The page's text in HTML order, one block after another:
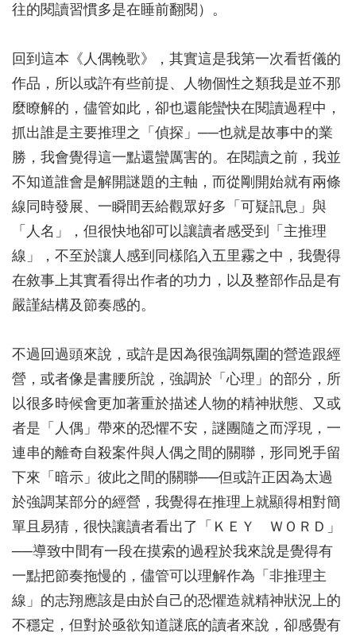
往的閱讀習慣多是在睡前翻閱）。
回到這本《人偶輓歌》，其實這是我第一次看哲儀的
作品，所以或許有些前提、人物個性之類我是並不那
麼瞭解的，儘管如此，卻也還能蠻快在閱讀過程中，
抓出誰是主要推理之「偵探」──也就是故事中的業
勝，我會覺得這一點還蠻厲害的。在閱讀之前，我並
不知道誰會是解開謎題的主軸，而從剛開始就有兩條
線同時發展、一瞬間丟給觀眾好多「可疑訊息」與
「人名」，但很快地卻可以讓讀者感受到「主推理
線」，不至於讓人感到同樣陷入五里霧之中，我覺得
在敘事上其實看得出作者的功力，以及整部作品是有
嚴謹結構及節奏感的。
不過回過頭來說，或許是因為很強調氛圍的營造跟經
營，或者像是書腰所說，強調於「心理」的部分，所
以很多時候會更加著重於描述人物的精神狀態、又或
者是「人偶」帶來的恐懼不安，謎團隨之而浮現，一
連串的離奇自殺案件與人偶之間的關聯，形同兇手留
下來「暗示」彼此之間的關聯──但或許正因為太過
於強調某部分的經營，我覺得在推理上就顯得相對簡
單且易猜，很快讓讀者看出了「ＫＥＹ ＷＯＲＤ」
──導致中間有一段在摸索的過程於我來說是覺得有
一點把節奏拖慢的，儘管可以理解作為「非推理主
線」的志翔應該是由於自己的恐懼造就精神狀況上的
不穩定，但對於亟欲知道謎底的讀者來說，卻感覺有